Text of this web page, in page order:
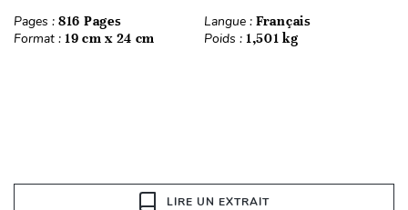
Pages : 816 Pages Langue : Français
Format : 19 cm x 24 cm Poids : 1,501 kg
LIRE UN EXTRAIT